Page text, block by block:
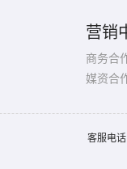
营销
商务合
媒资合
客服电